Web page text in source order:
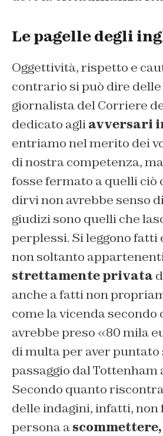
Le pagelle degli
Oggettività, rispetto e
contrario si può dire
giornalista delCorriere
dedicato agliavversari
entriamo nel merito dei
di nostra competenza,
fosse fermato a quelli ciò
dirvi non avrebbe senso
giudizi sono quelli che
perplessi. Si leggono fatti
non soltanto
strettamente privata
anche a fatti non
come la vicenda secondo
avrebbe preso «80 mila
di multa per aver puntato
passaggio dal Tottenham
Secondo quanto
delle indagini, infatti,
persona ascommettere,